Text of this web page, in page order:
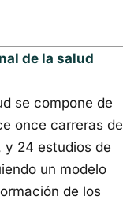
de la salud
se compone de
once carreras de
y 24 estudios de
un modelo
de los